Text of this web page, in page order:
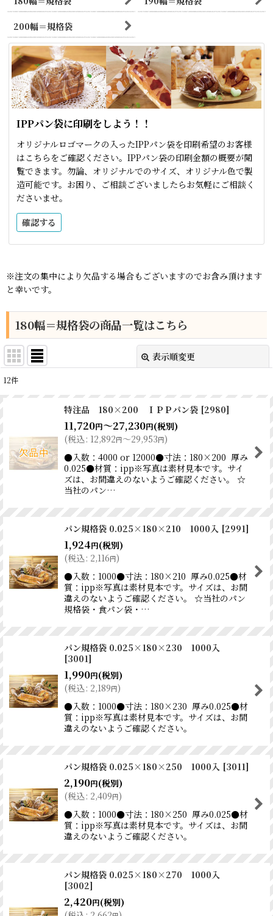
200幅＝規格袋
IPPパン袋に印刷をしよう！！
オリジナルロゴマークの入ったIPPパン袋を印刷希望のお客様
はこちらをご確認ください。IPPパン袋の印刷金額の概要が閲
覧できます。勿論、オリジナルでのサイズ、オリジナル色で製
造可能です。お困り、ご相談ございましたらお気軽にご相談く
ださいませ。
確認する
※注文の集中により欠品する場合もございますのでお含み頂けます
と幸いです。
180幅＝規格袋の商品一覧はこちら
表示順変更
絞り込む
12件
特注品 180×200 ＩＰＰパン袋 [2980]
11,720円～27,230円(税別)
(税込: 12,892円～29,953円)
●入数：4000 or 12000●寸法：180×200 厚み
0.025●材質：ipp※写真は素材見本です。サイ
ズは、お間違えのないようご確認ください。 ☆
当社のパン…
パン規格袋 0.025×180×210 1000入 [2991]
1,924円(税別)
(税込: 2,116円)
●入数：1000●寸法：180×210 厚み0.025●材
質：ipp※写真は素材見本です。サイズは、お間
違えのないようご確認ください。 ☆当社のパン
規格袋・食パン袋・…
パン規格袋 0.025×180×230 1000入
[3001]
1,990円(税別)
(税込: 2,189円)
●入数：1000●寸法：180×230 厚み0.025●材
質：ipp※写真は素材見本です。サイズは、お間
違えのないようご確認ください。
パン規格袋 0.025×180×250 1000入 [3011]
2,190円(税別)
(税込: 2,409円)
●入数：1000●寸法：180×250 厚み0.025●材
質：ipp※写真は素材見本です。サイズは、お間
違えのないようご確認ください。
パン規格袋 0.025×180×270 1000入
[3002]
2,420円(税別)